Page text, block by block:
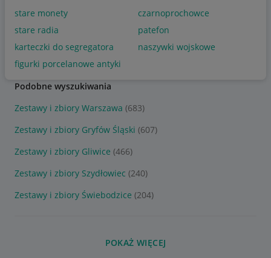
stare monety
czarnoprochowce
stare radia
patefon
karteczki do segregatora
naszywki wojskowe
figurki porcelanowe antyki
Podobne wyszukiwania
Zestawy i zbiory Warszawa (683)
Zestawy i zbiory Gryfów Śląski (607)
Zestawy i zbiory Gliwice (466)
Zestawy i zbiory Szydłowiec (240)
Zestawy i zbiory Świebodzice (204)
POKAŻ WIĘCEJ